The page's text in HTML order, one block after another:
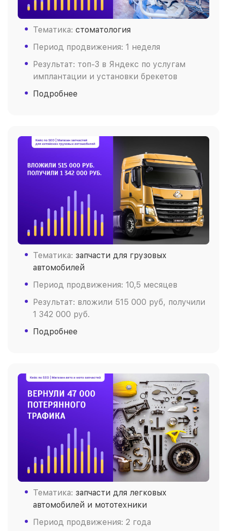
Тематика: стоматология
Период продвижения: 1 неделя
Результат: топ-3 в Яндекс по услугам
имплантации и установки брекетов
Подробнее
Тематика: запчасти для грузовых
автомобилей
Период продвижения: 10,5 месяцев
Результат: вложили 515 000 руб, получили
1 342 000 руб.
Подробнее
Тематика: запчасти для легковых
автомобилей и мототехники
Период продвижения: 2 года